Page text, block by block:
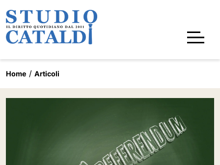
Home Articoli